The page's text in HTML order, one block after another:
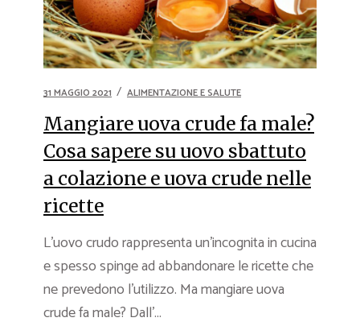
31 MAGGIO 2021 ALIMENTAZIONE E SALUTE
Mangiare uova crude fa male?
Cosa sapere su uovo sbattuto
a colazione e uova crude nelle
ricette
L’uovo crudo rappresenta un’incognita in cucina
e spesso spinge ad abbandonare le ricette che
ne prevedono l’utilizzo. Ma mangiare uova
crude fa male? Dall’...